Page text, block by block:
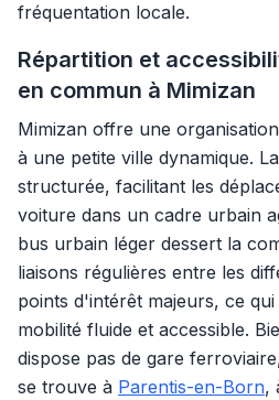
fréquentation locale.
Répartition et
en commun à Mimizan
Mimizan offre une
à une petite ville dynamique.
structurée, facilitant les
voiture dans un cadre urbain
bus urbain léger dessert la
liaisons régulières entre les
points d'intérêt majeurs, ce
mobilité fluide et accessible.
dispose pas de gare
se trouve à Parentis-en-Born,